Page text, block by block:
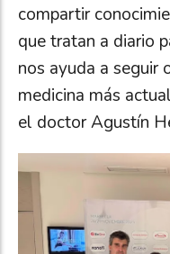
compartir
que tratan a diario
nos ayuda a seguir
medicina más
el doctor Agustín